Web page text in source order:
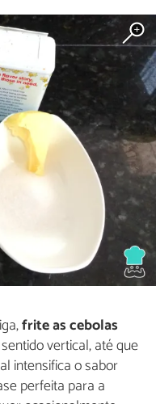
frite as cebolas
vertical, até que
intensifica o sabor
perfeita para a